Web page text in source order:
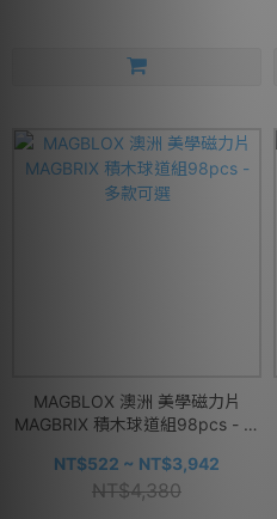
MAGBLOX 澳洲 美學磁力片
MAGBRIX 積木球道組98pcs - 多
NT$522 ~ NT$3,942
NT$4,380